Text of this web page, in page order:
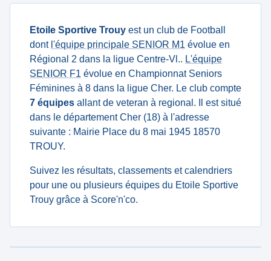
Etoile Sportive Trouy est un club de Football
dont l'équipe principale SENIOR M1 évolue en
Régional 2 dans la ligue Centre-Vl.. L'équipe
SENIOR F1 évolue en Championnat Seniors
Féminines à 8 dans la ligue Cher. Le club compte
7 équipes allant de veteran à regional. Il est situé
dans le département Cher (18) à l'adresse
suivante : Mairie Place du 8 mai 1945 18570
TROUY.
Suivez les résultats, classements et calendriers
pour une ou plusieurs équipes du Etoile Sportive
Trouy grâce à Score'n'co.